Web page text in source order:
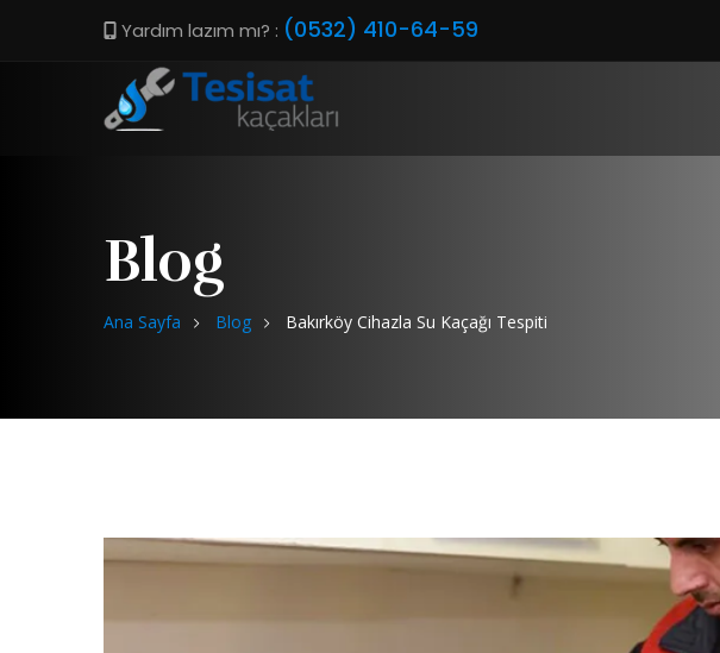
Yardım lazım mı? : (0532) 410-64-59
Blog
Ana Sayfa Blog Bakırköy Cihazla Su Kaçağı Tespiti